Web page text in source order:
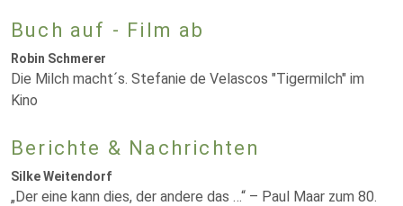
Buch auf - Film ab
Robin Schmerer
Die Milch macht´s. Stefanie de Velascos "Tigermilch" im
Kino
Berichte & Nachrichten
Silke Weitendorf
„Der eine kann dies, der andere das …“ – Paul Maar zum 80.